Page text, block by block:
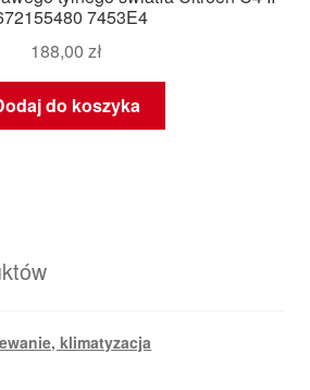
7453E4
188,00 zł
do koszyka
klimatyzacja